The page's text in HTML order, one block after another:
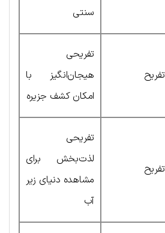
سنتی
تفریح
تفریحی
هیجان‌انگیز با
امکان کشف جزیره
تفریح
تفریحی
لذت‌بخش برای
مشاهده دنیای زیر
آب